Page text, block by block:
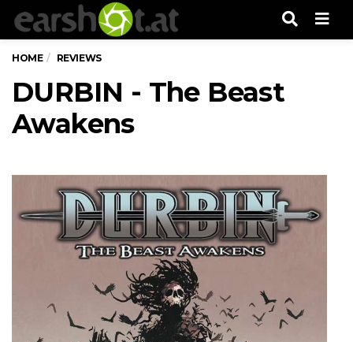
HOME REVIEWS
DURBIN - The Beast
Awakens